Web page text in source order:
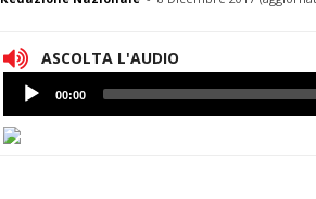
ASCOLTA L'AUDIO
Lettore
Audio
00:00